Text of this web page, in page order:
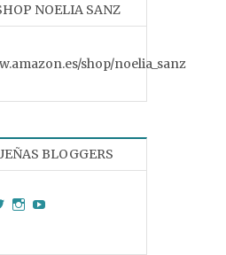
NOELIA SANZ
shop/noelia_sanz
BLOGGERS
TwitterInstagram